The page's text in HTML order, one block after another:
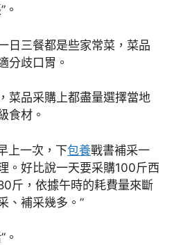
日三餐都是些家常菜，菜品
分歧口胃。
菜品采購上都盡量選擇當地
食材。
上一次，下包養戰書補采一
。好比說一天要采購100斤西
斤，依據午時的耗費量來斷
、補采幾多。”